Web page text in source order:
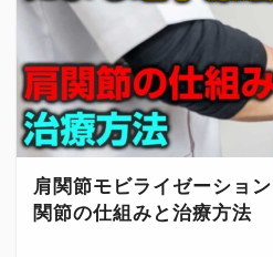
肩関節モビライゼーショ
関節の仕組みと治療方法